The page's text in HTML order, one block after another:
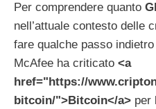
Per comprendere quanto
nell’attuale contesto delle
fare qualche passo
McAfee ha criticato <a
href="https://
bitcoin/">Bitcoin</a> per